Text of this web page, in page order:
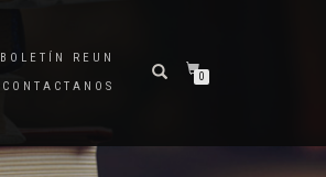
BOLETÍN REUN
CONTACTANOS
0